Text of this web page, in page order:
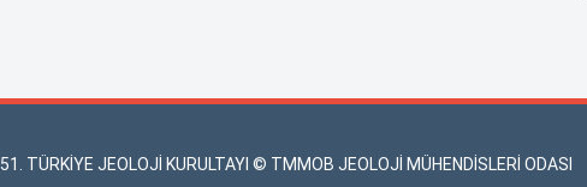
51. TÜRKİYE JEOLOJİ KURULTAYI © TMMOB JEOLOJİ MÜHENDİSLERİ ODASI